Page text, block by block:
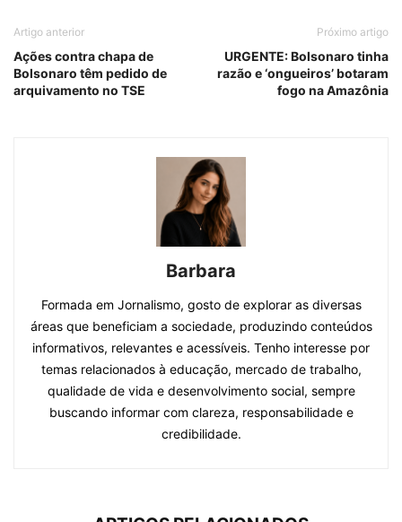
Artigo anterior
Ações contra chapa de
Bolsonaro têm pedido de
arquivamento no TSE
Próximo artigo
URGENTE: Bolsonaro tinha
razão e ‘ongueiros’ botaram
fogo na Amazônia
Barbara
Formada em Jornalismo, gosto de explorar as diversas
áreas que beneficiam a sociedade, produzindo conteúdos
informativos, relevantes e acessíveis. Tenho interesse por
temas relacionados à educação, mercado de trabalho,
qualidade de vida e desenvolvimento social, sempre
buscando informar com clareza, responsabilidade e
credibilidade.